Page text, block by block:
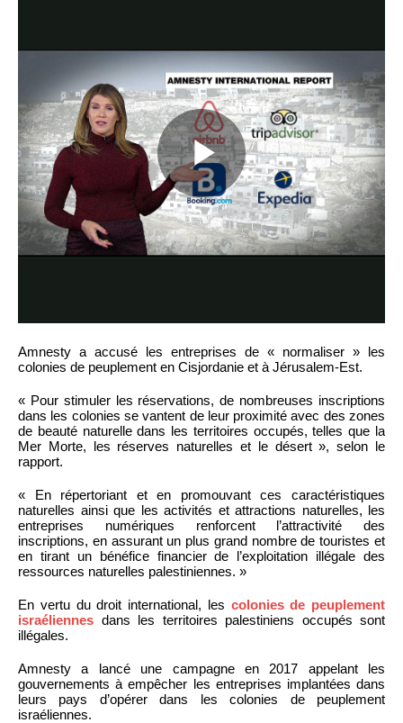
Amnesty a accusé les entreprises de « normaliser » les
colonies de peuplement en Cisjordanie et à Jérusalem-Est.
« Pour stimuler les réservations, de nombreuses inscriptions
dans les colonies se vantent de leur proximité avec des zones
de beauté naturelle dans les territoires occupés, telles que la
Mer Morte, les réserves naturelles et le désert », selon le
rapport.
« En répertoriant et en promouvant ces caractéristiques
naturelles ainsi que les activités et attractions naturelles, les
entreprises numériques renforcent l’attractivité des
inscriptions, en assurant un plus grand nombre de touristes et
en tirant un bénéfice financier de l’exploitation illégale des
ressources naturelles palestiniennes. »
En vertu du droit international, les colonies de peuplement
israéliennes dans les territoires palestiniens occupés sont
illégales.
Amnesty a lancé une campagne en 2017 appelant les
gouvernements à empêcher les entreprises implantées dans
leurs pays d’opérer dans les colonies de peuplement
israéliennes.